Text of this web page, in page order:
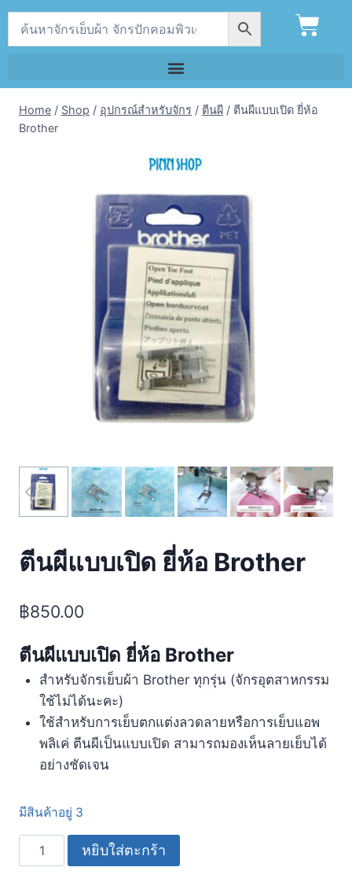
Home / Shop / อุปกรณ์สำหรับจักร / ตีนผี / ตีนผีแบบเปิด ยี่ห้อ
Brother
ตีนผีแบบเปิด ยี่ห้อ Brother
฿850.00
ตีนผีแบบเปิด ยี่ห้อ Brother
สำหรับจักรเย็บผ้า Brother ทุกรุ่น (จักรอุตสาหกรรม
ใช้ไม่ได้นะคะ)
ใช้สำหรับการเย็บตกแต่งลวดลายหรือการเย็บแอพ
พลิเค่ ตีนผีเป็นแบบเปิด สามารถมองเห็นลายเย็บได้
อย่างชัดเจน
มีสินค้าอยู่ 3
หยิบใส่ตะกร้า